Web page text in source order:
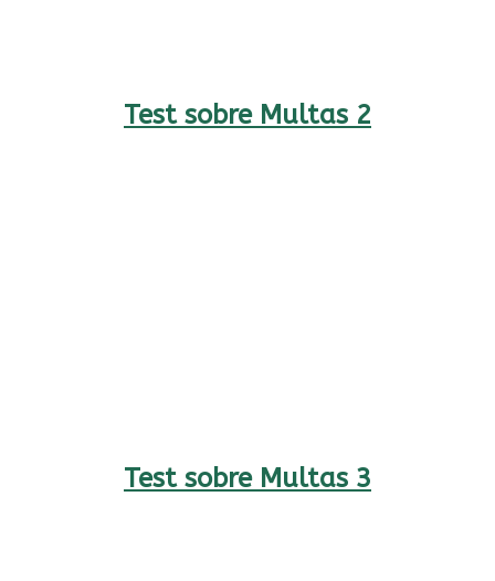
Test sobre Multas 2
Test sobre Multas 3